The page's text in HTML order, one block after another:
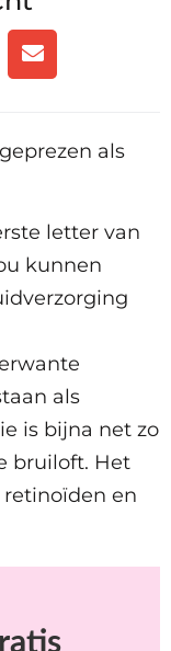
als
letter van
kunnen
als
is bijna net zo
bruiloft. Het
en